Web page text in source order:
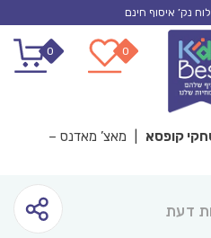
0
0
קופסא
מאצ’ מאדנס –
דעת